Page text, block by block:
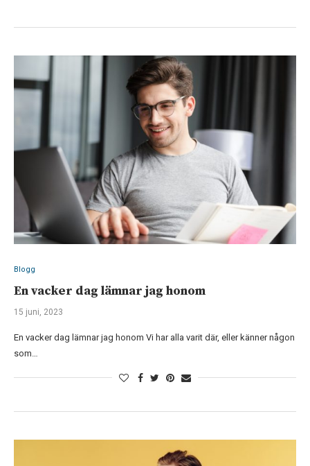
Blogg
En vacker dag lämnar jag honom
15 juni, 2023
En vacker dag lämnar jag honom Vi har alla varit där, eller känner någon
som…